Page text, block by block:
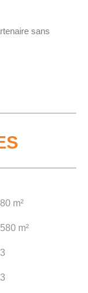
sans
80 m²
580 m²
3
3